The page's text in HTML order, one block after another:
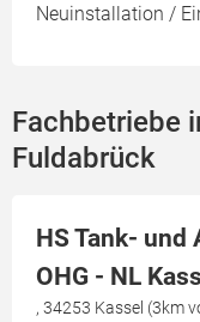
Neuinstallation /
Fachbetriebe
Fuldabrück
HS Tank- und
OHG - NL
, 34253 Kassel (3km